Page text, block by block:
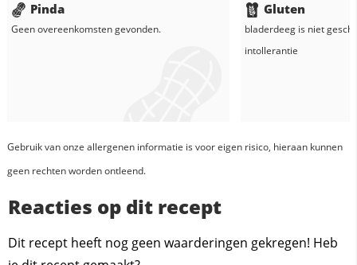
Pinda
Geen overeenkomsten gevonden.
Gluten
bladerdeegis niet
intollerantie
Gebruik van onze allergenen informatie is voor eigen risico, hieraan kunnen
geen rechten worden ontleend.
Reacties op dit recept
Dit recept heeft nog geen waarderingen gekregen! Heb